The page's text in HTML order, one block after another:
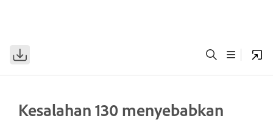
Kesalahan 130 menyebabkan